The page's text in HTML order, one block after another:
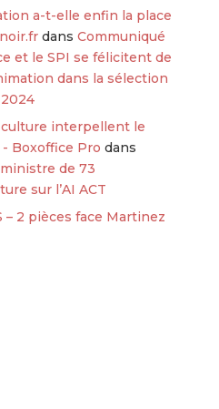
a-t-elle enfin la place
dans Communiqué
et le SPI se félicitent de
dans la sélection
interpellent le
Boxoffice Pro dans
de 73
sur l’AI ACT
– 2 pièces face Martinez